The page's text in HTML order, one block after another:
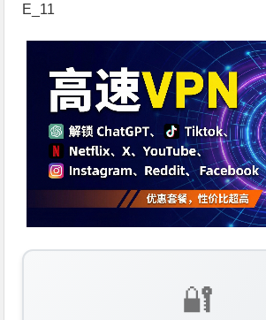
E_11
🔐